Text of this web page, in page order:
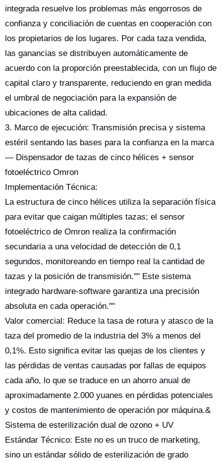
integrada resuelve los problemas más engorrosos de
confianza y conciliación de cuentas en cooperación con
los propietarios de los lugares. Por cada taza vendida,
las ganancias se distribuyen automáticamente de
acuerdo con la proporción preestablecida, con un flujo de
capital claro y transparente, reduciendo en gran medida
el umbral de negociación para la expansión de
ubicaciones de alta calidad.
3. Marco de ejecución: Transmisión precisa y sistema
estéril sentando las bases para la confianza en la marca
— Dispensador de tazas de cinco hélices + sensor
fotoeléctrico Omron
Implementación Técnica:
La estructura de cinco hélices utiliza la separación física
para evitar que caigan múltiples tazas; el sensor
fotoeléctrico de Omron realiza la confirmación
secundaria a una velocidad de detección de 0,1
segundos, monitoreando en tiempo real la cantidad de
tazas y la posición de transmisión."" Este sistema
integrado hardware-software garantiza una precisión
absoluta en cada operación.""
Valor comercial: Reduce la tasa de rotura y atasco de la
taza del promedio de la industria del 3% a menos del
0,1%. Esto significa evitar las quejas de los clientes y
las pérdidas de ventas causadas por fallas de equipos
cada año, lo que se traduce en un ahorro anual de
aproximadamente 2.000 yuanes en pérdidas potenciales
y costos de mantenimiento de operación por máquina.&
Sistema de esterilización dual de ozono + UV
Estándar Técnico: Este no es un truco de marketing,
sino un estándar sólido de esterilización de grado